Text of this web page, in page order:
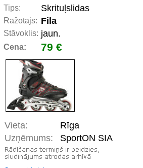
Tips: Skrituļslidas
Ražotājs: Fila
Stāvoklis: jaun.
Cena: 79 €
Vieta:
Rīga
Uzņēmums:
SportON SIA